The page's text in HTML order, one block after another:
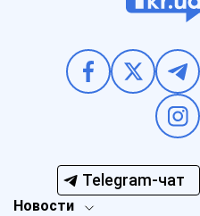
Telegram-чат
Новости